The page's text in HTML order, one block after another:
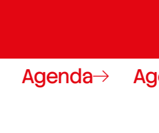
Agenda